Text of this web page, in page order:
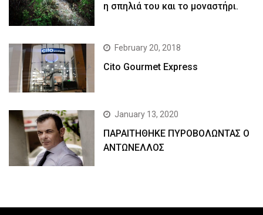
η σπηλιά του και το μοναστήρι.
February 20, 2018
Cito Gourmet Express
January 13, 2020
ΠΑΡΑΙΤΗΘΗΚΕ ΠΥΡΟΒΟΛΩΝΤΑΣ Ο
ΑΝΤΩΝΕΛΛΟΣ